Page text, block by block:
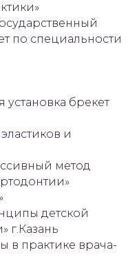
по специальности
брекет
и
метод
детской
г.Казань
в практике врача-